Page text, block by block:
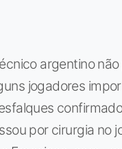
argentino
jogadores
por cirurgia no